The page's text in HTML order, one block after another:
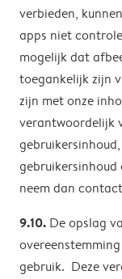
verbieden,
apps niet
mogelijk dat
toegankelijk zijn
zijn met onze
verantwoordelijk
gebruikersinhoud
neem dan
9.10. De opslag
gebruik. Deze